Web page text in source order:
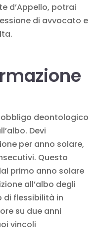
d’Appello, potrai
di avvocato e
deontologico
Devi
per anno solare,
Questo
primo anno solare
all’albo degli
di flessibilità in
su due anni
vincoli